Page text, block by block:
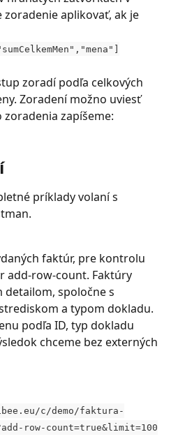
aplikovať, ak je
zoradí podľa celkových
Zoradení možno uviesť
zapíšeme:
príklady volaní s
faktúr, pre kontrolu
add-row-count. Faktúry
detailom, spoločne s
a typom dokladu.
podľa ID, typ dokladu
chceme bez externých
c/demo/faktura-
row-count=true&limit=100